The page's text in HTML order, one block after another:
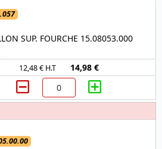
SUP. FOURCHE 15.08053.000
12,48 € H.T 14,98 €